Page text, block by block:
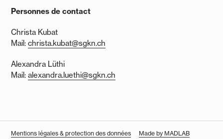
Personnes de contact
Christa Kubat
Mail:christa.kubat@sgkn.ch
Alexandra Lüthi
Mail:alexandra.luethi@sgkn.ch
Mentions légales & protection des données Made by MADLAB